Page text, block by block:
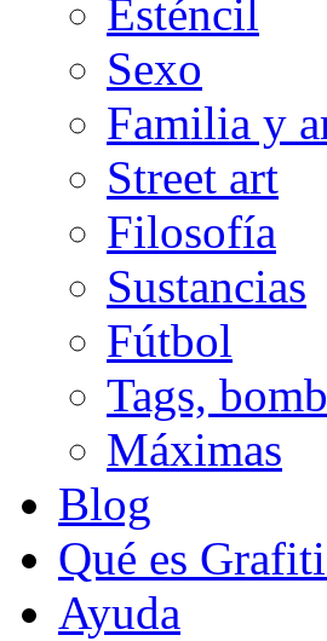
Esténcil
Sexo
Familia y
Street art
Filosofía
Sustancias
Fútbol
Tags,
Máximas
Blog
Qué es
Ayuda